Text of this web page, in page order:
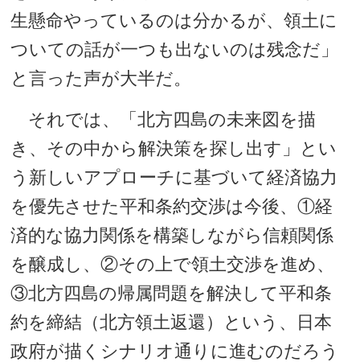
生懸命やっているのは分かるが、領土に
ついての話が一つも出ないのは残念だ」
と言った声が大半だ。
それでは、「北方四島の未来図を描
き、その中から解決策を探し出す」とい
う新しいアプローチに基づいて経済協力
を優先させた平和条約交渉は今後、①経
済的な協力関係を構築しながら信頼関係
を醸成し、②その上で領土交渉を進め、
③北方四島の帰属問題を解決して平和条
約を締結（北方領土返還）という、日本
政府が描くシナリオ通りに進むのだろう